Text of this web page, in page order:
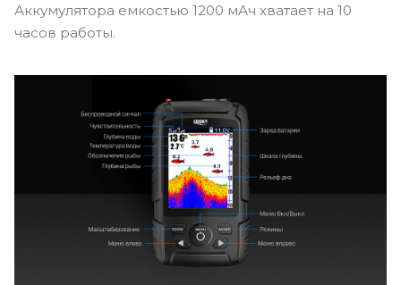
Аккумулятора емкостью 1200 мАч хватает на 10
часов работы.